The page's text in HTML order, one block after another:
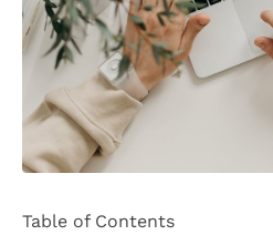
Table of Contents